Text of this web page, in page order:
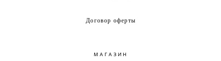
Договор оферты
МАГАЗИН